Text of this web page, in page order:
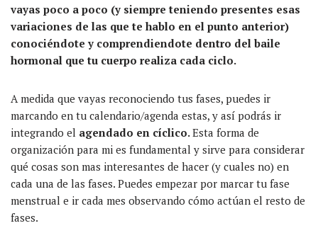
vayas poco a poco (y siempre teniendo presentes esas
variaciones de las que te hablo en el punto anterior)
conociéndote y comprendiendote dentro del baile
hormonal que tu cuerpo realiza cada ciclo.
A medida que vayas reconociendo tus fases, puedes ir
marcando en tu calendario/agenda estas, y así podrás ir
integrando el agendado en cíclico.Esta forma de
organización para mi es fundamental y sirve para considerar
qué cosas son mas interesantes de hacer (y cuales no) en
cada una de las fases. Puedes empezar por marcar tu fase
menstrual e ir cada mes observando cómo actúan el resto de
fases.